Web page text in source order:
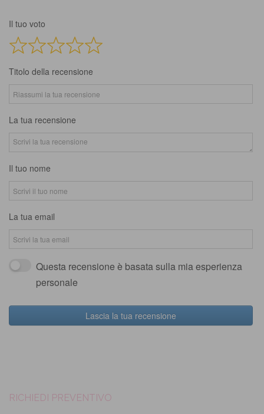
Il tuo voto
Titolo della recensione
La tua recensione
Il tuo nome
La tua email
Questa recensione è basata sulla mia esperienza
personale
Lascia la tua recensione
RICHIEDI PREVENTIVO